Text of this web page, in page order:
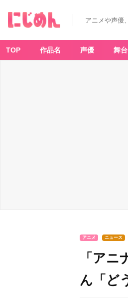
アニメや声優
TOP 作品名 声優 舞
アニメ ニュース
「ア
ん「ど